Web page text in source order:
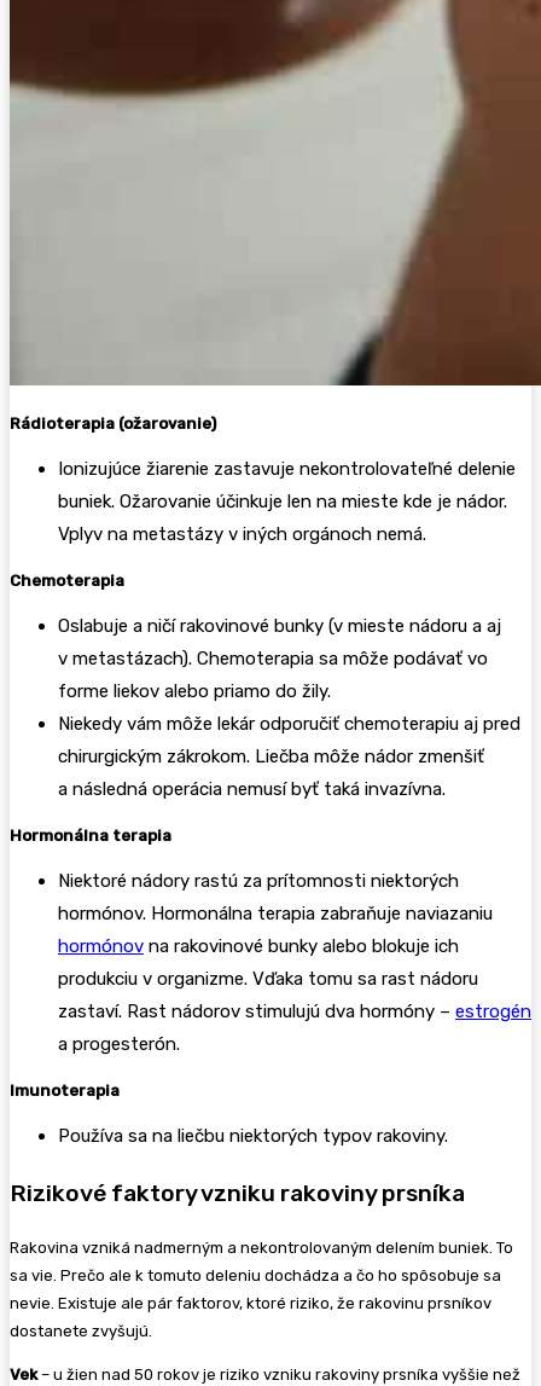
Rádioterapia (ožarovanie)
Ionizujúce žiarenie zastavuje nekontrolovateľné delenie
buniek. Ožarovanie účinkuje len na mieste kde je nádor.
Vplyv na metastázy v iných orgánoch nemá.
Chemoterapia
Oslabuje a ničí rakovinové bunky (v mieste nádoru a aj
v metastázach). Chemoterapia sa môže podávať vo
forme liekov alebo priamo do žily.
Niekedy vám môže lekár odporučiť chemoterapiu aj pred
chirurgickým zákrokom. Liečba môže nádor zmenšiť
a následná operácia nemusí byť taká invazívna.
Hormonálna terapia
Niektoré nádory rastú za prítomnosti niektorých
hormónov. Hormonálna terapia zabraňuje naviazaniu
hormónov na rakovinové bunky alebo blokuje ich
produkciu v organizme. Vďaka tomu sa rast nádoru
zastaví. Rast nádorov stimulujú dva hormóny – estrogén
a progesterón.
Imunoterapia
Používa sa na liečbu niektorých typov rakoviny.
Rizikové faktory vzniku rakoviny prsníka
Rakovina vzniká nadmerným a nekontrolovaným delením buniek. To
sa vie. Prečo ale k tomuto deleniu dochádza a čo ho spôsobuje sa
nevie. Existuje ale pár faktorov, ktoré riziko, že rakovinu prsníkov
dostanete zvyšujú.
Vek – u žien nad 50 rokov je riziko vzniku rakoviny prsníka vyššie než